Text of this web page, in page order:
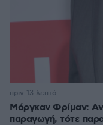
Μόργκαν Φρίμαν:
παραγωγή, τότε
πριν 13 λεπτά